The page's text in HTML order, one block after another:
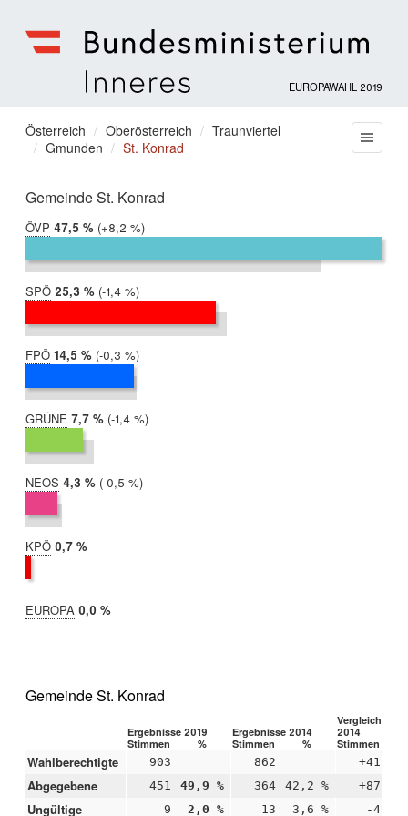
für
Inneres
EUROPAWAHL 2019
Sie
befinden
hier:
Österreich Oberösterreich
Traunviertel
Gmunden
St. Konrad
Gemeinde St. Konrad
ÖVP 2019:
47,5 %
2014:
39,3 %
Differenz:
+8,2 %
SPÖ 2019:
25,3 %
2014:
26,8 %
Differenz:
-1,4 %
FPÖ 2019:
14,5 %
2014:
14,8 %
Differenz:
-0,3 %
GRÜNE 2019:
7,7 %
2014:
9,1 %
Differenz:
-1,4 %
NEOS 2019:
4,3 %
2014:
4,8 %
Differenz:
-0,5 %
KPÖ 2019:
0,7 %
EUROPA 2019:
0,0 %
Gemeinde St. Konrad
Ergebnisse 2019 Ergebnisse 2014
Vergleich
2014
Stimmen
% Stimmen % Stimmen
Wahlberechtigte 903 862 +41
Abgegebene 451 49,9 % 364 42,2 % +87
Ungültige 9 2,0 % 13 3,6 % -4